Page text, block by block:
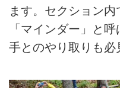
ます。セクション
「マインダー」と
手とのやり取りも必